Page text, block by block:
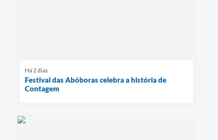
Há 2 dias
Festival das Abóboras celebra a história de
Contagem